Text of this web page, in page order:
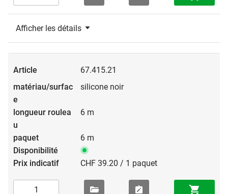
Afficher les détails
67.415.21
silicone noir
6 m
6 m
CHF 39.20 / 1 paquet